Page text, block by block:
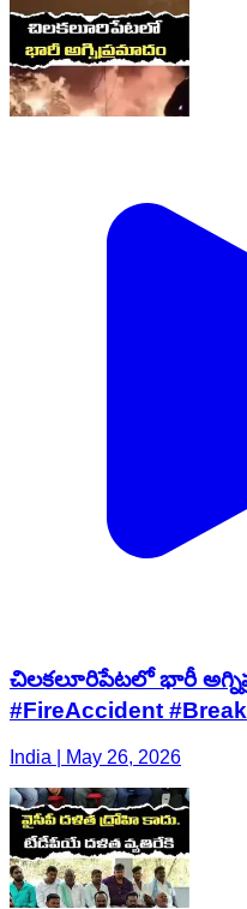
చిలకలూరిపేటలో భారీ
#FireAccident
India | May 26, 2026